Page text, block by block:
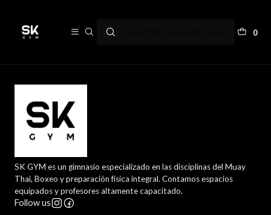
0
Terms and Conditions
SK GYM es un gimnasio especializado en las disciplinas del Muay
Thai, Boxeo y preparación física integral. Contamos espacios
equipados y profesores altamente capacitado.
Follow us